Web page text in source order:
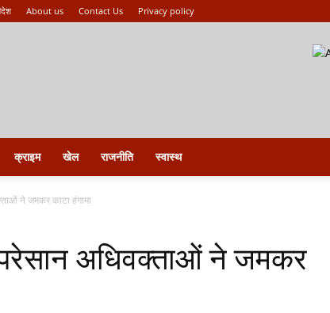
About us Contact Us Privacy policy
क्राइम खेल राजनीति स्वास्थ
ने जमकर काटा हंगामा
अधिवक्ताओं ने जमकर